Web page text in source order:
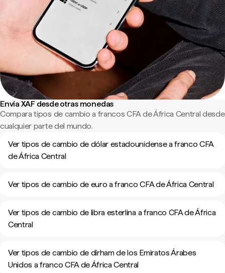
Envía XAF desde otras monedas
Compara tipos de cambio a francos CFA de África Central desde
cualquier parte del mundo.
Ver tipos de cambio de dólar estadounidense a franco CFA
de África Central
Ver tipos de cambio de euro a franco CFA de África Central
Ver tipos de cambio de libra esterlina a franco CFA de África
Central
Ver tipos de cambio de dírham de los Emiratos Árabes
Unidos a franco CFA de África Central